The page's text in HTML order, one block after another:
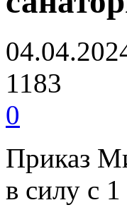
1183
0
Приказ
в силу с